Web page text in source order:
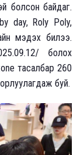
болсон байдаг.
day, Roly Poly,
мэдэх билээ.
болох
тасалбар 260
буй.